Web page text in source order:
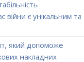
війни є унікальним та
який допоможе
накладних